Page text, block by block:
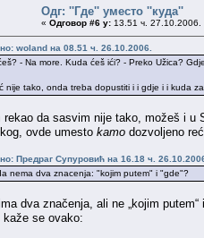
Одг: ''Где'' уместо ''куда''
« Одговор #6 у: 13.51 ч. 27.10.2006.
woland на 08.51 ч. 26.10.2006.
- Na more. Kuda ćeš ići? - Preko Užica?
nije tako, onda treba dopustiti i i gdje i i kuda
rekao da sasvim nije tako, možeš i u
ovde umesto kamo dozvoljeno
Предраг Супуровић на 16.18 ч.
nema dva znacenja: "kojim putem" i "gde"?
dva značenja, ali ne „kojim
kaže se ovako: